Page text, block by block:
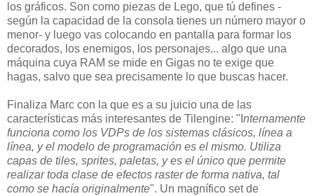
los gráficos. Son como piezas de Lego, que tú defines -
según la capacidad de la consola tienes un número mayor o
menor- y luego vas colocando en pantalla para formar los
decorados, los enemigos, los personajes... algo que una
máquina cuya RAM se mide en Gigas no te exige que
hagas, salvo que sea precisamente lo que buscas hacer.
Finaliza Marc con la que es a su juicio una de las
características más interesantes de Tilengine: "I nternamente
funciona como los VDPs de los sistemas clásicos, línea a
línea, y el modelo de programación es el mismo. Utiliza
capas de tiles, sprites, paletas, y es el único que permite
realizar toda clase de efectos raster de forma nativa, tal
como se hacía originalmente". Un magnífico set de